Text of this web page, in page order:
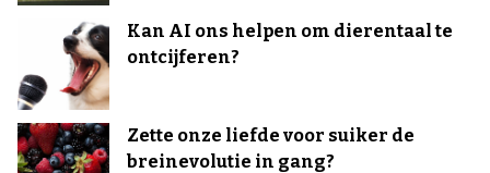
Kan AI ons helpen om dierentaal te
ontcijferen?
Zette onze liefde voor suiker de
breinevolutie in gang?